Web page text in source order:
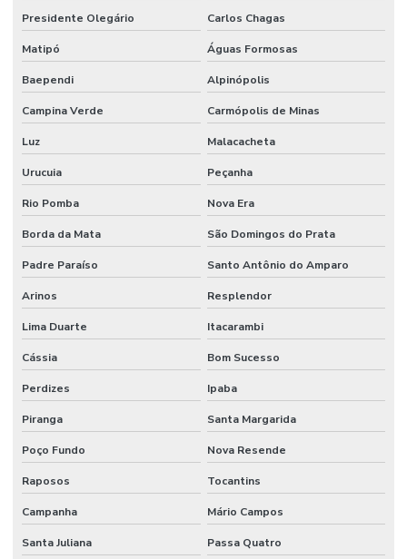
Presidente Olegário Carlos Chagas
Matipó Águas Formosas
Baependi Alpinópolis
Campina Verde Carmópolis de Minas
Luz Malacacheta
Urucuia Peçanha
Rio Pomba Nova Era
Borda da Mata São Domingos do Prata
Padre Paraíso Santo Antônio do Amparo
Arinos Resplendor
Lima Duarte Itacarambi
Cássia Bom Sucesso
Perdizes Ipaba
Piranga Santa Margarida
Poço Fundo Nova Resende
Raposos Tocantins
Campanha Mário Campos
Santa Juliana Passa Quatro